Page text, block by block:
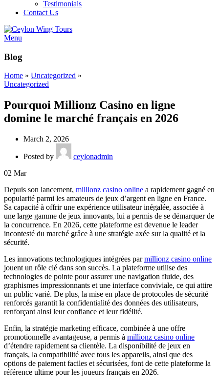
Testimonials
Contact Us
Menu
Blog
Home » Uncategorized »
Uncategorized
Pourquoi Millionz Casino en ligne
domine le marché français en 2026
March 2, 2026
Posted by
ceylonadmin
02 Mar
Depuis son lancement, millionz casino online a rapidement gagné en
popularité parmi les amateurs de jeux d’argent en ligne en France.
Sa capacité à offrir une expérience utilisateur inégalée, associée à
une large gamme de jeux innovants, lui a permis de se démarquer de
la concurrence. En 2026, cette plateforme est devenue le leader
incontesté du marché grâce à une stratégie axée sur la qualité et la
sécurité.
Les innovations technologiques intégrées parmillionz casino online
jouent un rôle clé dans son succès. La plateforme utilise des
technologies de pointe pour assurer une navigation fluide, des
graphismes impressionnants et une interface conviviale, ce qui attire
un public varié. De plus, la mise en place de protocoles de sécurité
renforcés garantit la confidentialité des données des utilisateurs,
renforçant ainsi leur confiance et leur fidélité.
Enfin, la stratégie marketing efficace, combinée à une offre
promotionnelle avantageuse, a permis à millionz casino online
d’étendre rapidement sa clientèle. La disponibilité de jeux en
français, la compatibilité avec tous les appareils, ainsi que des
options de paiement faciles et sécurisées, font de cette plateforme la
référence ultime pour les joueurs français en 2026.